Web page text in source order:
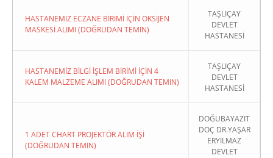
HASTANEMİZ ECZANE BİRİMİ İÇİN OKSİJEN
MASKESİ ALIMI (DOĞRUDAN TEMIN)
TAŞLIÇAY
DEVLET
HASTANESİ
HASTANEMİZ BİLGİ İŞLEM BİRİMİ İÇİN 4
KALEM MALZEME ALIMI (DOĞRUDAN TEMIN)
TAŞLIÇAY
DEVLET
HASTANESİ
1 ADET CHART PROJEKTÖR ALIM İŞİ
(DOĞRUDAN TEMIN)
DOĞUBAYAZIT
DOÇ DR.YAŞAR
ERYILMAZ
DEVLET